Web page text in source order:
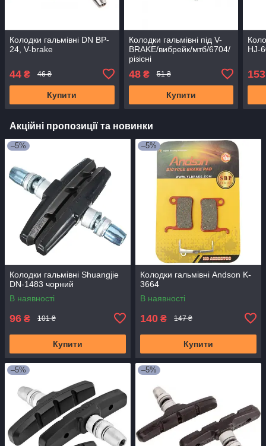
Колодки гальмівні DN BP-
24, V-brake
44 ₴ 46 ₴
Купити
Колодки гальмівні під V-
BRAKE/вибрейк/мтб/6704/
різісні
48₴ 51 ₴
Купити
HJ-
153
Акційні пропозиції та новинки
–5%
Колодки гальмівні Shuangjie
DN-1483 чорний
В наявності
96 ₴ 101 ₴
Купити
–5%
Колодки гальмівні Andson K-
3664
В наявності
140 ₴ 147 ₴
Купити
–5% –5%